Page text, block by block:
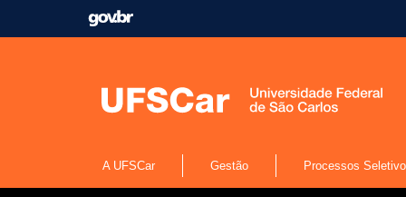
A UFSCar Gestão Processos